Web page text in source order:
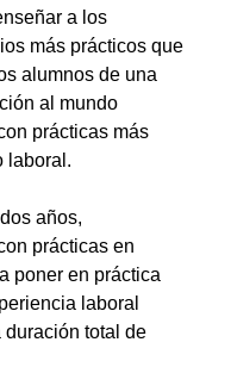
a los
más prácticos que
alumnos de una
al mundo
prácticas más
laboral.
años,
prácticas en
poner en práctica
laboral
duración total de